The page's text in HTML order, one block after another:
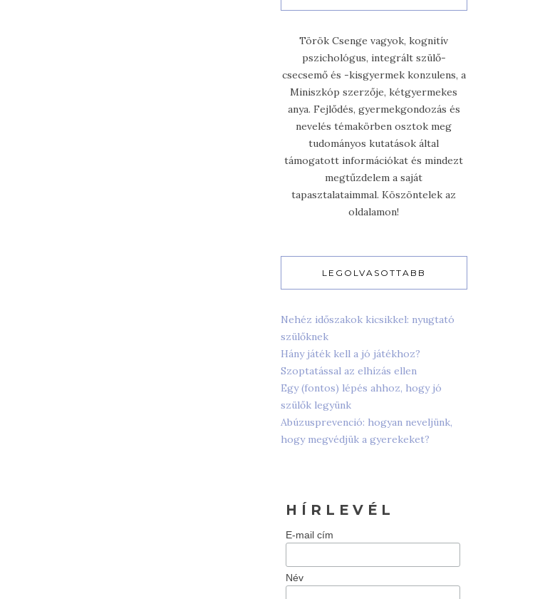
Török Csenge vagyok, kognitív
pszichológus, integrált szülő-
csecsemő és -kisgyermek konzulens, a
Miniszkóp szerzője, kétgyermekes
anya. Fejlődés, gyermekgondozás és
nevelés témakörben osztok meg
tudományos kutatások által
támogatott információkat és mindezt
megtűzdelem a saját
tapasztalataimmal. Köszöntelek az
oldalamon!
LEGOLVASOTTABB
Nehéz időszakok kicsikkel: nyugtató
szülőknek
Hány játék kell a jó játékhoz?
Szoptatással az elhízás ellen
Egy (fontos) lépés ahhoz, hogy jó
szülők legyünk
Abúzusprevenció: hogyan neveljünk,
hogy megvédjük a gyerekeket?
H Í R L E V É L
E-mail cím
Név